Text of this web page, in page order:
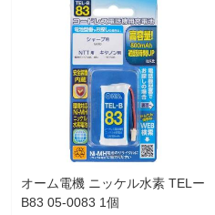
オーム電機 ニッケル水素 TELー
B83 05-0083 1個